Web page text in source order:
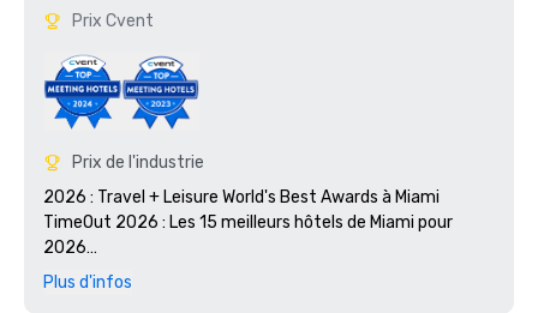
Prix Cvent
Prix de l'industrie
2026 : Travel + Leisure World's Best Awards à Miami
TimeOut 2026 : Les 15 meilleurs hôtels de Miami pour
2026
Prix World Best Awards 2025 de Travel + Leisure à Miami
Plus d'infos